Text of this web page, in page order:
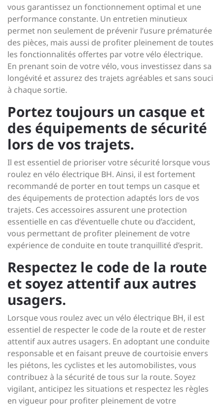
vous garantissez un fonctionnement optimal et une
performance constante. Un entretien minutieux
permet non seulement de prévenir l’usure prématurée
des pièces, mais aussi de profiter pleinement de toutes
les fonctionnalités offertes par votre vélo électrique.
En prenant soin de votre vélo, vous investissez dans sa
longévité et assurez des trajets agréables et sans souci
à chaque sortie.
Portez toujours un casque et
des équipements de sécurité
lors de vos trajets.
Il est essentiel de prioriser votre sécurité lorsque vous
roulez en vélo électrique BH. Ainsi, il est fortement
recommandé de porter en tout temps un casque et
des équipements de protection adaptés lors de vos
trajets. Ces accessoires assurent une protection
essentielle en cas d’éventuelle chute ou d’accident,
vous permettant de profiter pleinement de votre
expérience de conduite en toute tranquillité d’esprit.
Respectez le code de la route
et soyez attentif aux autres
usagers.
Lorsque vous roulez avec un vélo électrique BH, il est
essentiel de respecter le code de la route et de rester
attentif aux autres usagers. En adoptant une conduite
responsable et en faisant preuve de courtoisie envers
les piétons, les cyclistes et les automobilistes, vous
contribuez à la sécurité de tous sur la route. Soyez
vigilant, anticipez les situations et respectez les règles
en vigueur pour profiter pleinement de votre